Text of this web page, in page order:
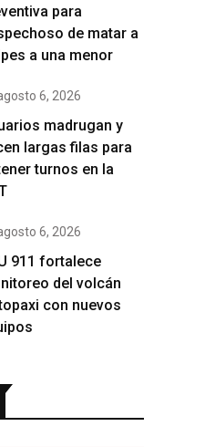
para
de matar a
a una menor
6, 2026
madrugan y
largas filas para
turnos en la
6, 2026
911 fortalece
del volcán
con nuevos